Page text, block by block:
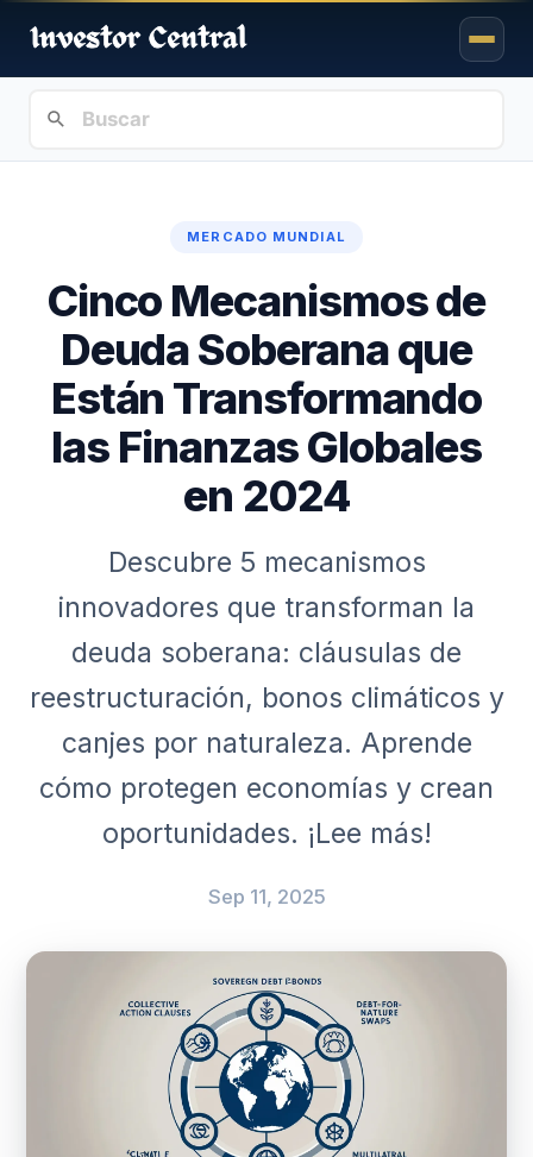
MERCADO MUNDIAL
Cinco Mecanismos de
Deuda Soberana que
Están Transformando
las Finanzas Globales
en 2024
Descubre 5 mecanismos
innovadores que transforman la
deuda soberana: cláusulas de
reestructuración, bonos climáticos y
canjes por naturaleza. Aprende
cómo protegen economías y crean
oportunidades. ¡Lee más!
Sep 11, 2025